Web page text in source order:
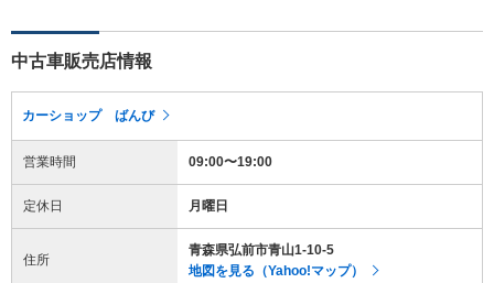
中古車販売店情報
カーショップ ばんび
営業時間 09:00〜19:00
定休日 月曜日
住所
青森県弘前市青山1-10-5
地図を見る（Yahoo!マップ）